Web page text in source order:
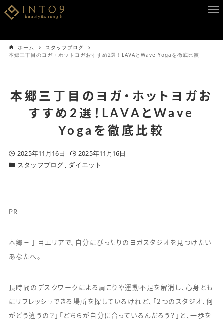
ホーム
スタッフブログ
本郷三丁目のヨガ・ホットヨガおすすめ2選！LAVAとWave Yogaを徹底比較
本郷三丁目のヨガ・ホットヨガお
すすめ2選！LAVAとWave
Yogaを徹底比較
2025年11月16日
2025年11月16日
スタッフブログ
ダイエット
PR
本郷三丁目エリアで、自分にぴったりのヨガスタジオを見つけたい
あなたへ。
長時間のデスクワークによる肩こりや運動不足を解消し、心身とも
にリフレッシュできる場所を探しているけれど、「2つのスタジオ、何
がどう違うの？」「どちらが自分に合っているんだろう？」と、一歩を